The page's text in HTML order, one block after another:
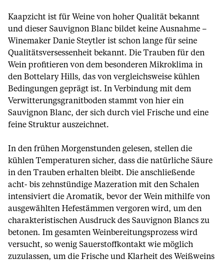
Kaapzicht ist für Weine von hoher Qualität bekannt
und dieser Sauvignon Blanc bildet keine Ausnahme –
Winemaker Danie Steytler ist schon lange für seine
Qualitätsversessenheit bekannt. Die Trauben für den
Wein profitieren von dem besonderen Mikroklima in
den Bottelary Hills, das von vergleichsweise kühlen
Bedingungen geprägt ist. In Verbindung mit dem
Verwitterungsgranitboden stammt von hier ein
Sauvignon Blanc, der sich durch viel Frische und eine
feine Struktur auszeichnet.
In den frühen Morgenstunden gelesen, stellen die
kühlen Temperaturen sicher, dass die natürliche Säure
in den Trauben erhalten bleibt. Die anschließende
acht- bis zehnstündige Mazeration mit den Schalen
intensiviert die Aromatik, bevor der Wein mithilfe von
ausgewählten Hefestämmen vergoren wird, um den
charakteristischen Ausdruck des Sauvignon Blancs zu
betonen. Im gesamten Weinbereitungsprozess wird
versucht, so wenig Sauerstoffkontakt wie möglich
zuzulassen, um die Frische und Klarheit des Weißweins